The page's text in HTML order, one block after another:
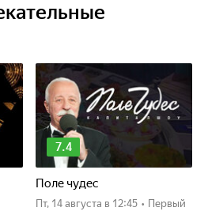
7.4
Поле чудес
пт, 14 августа в 12:45 • Первый